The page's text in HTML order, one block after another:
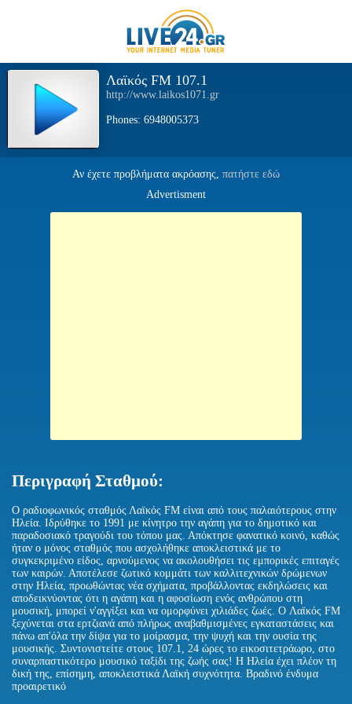
Λαϊκός FM 107.1
http://www.laikos1071.gr
Phones: 6948005373
Αν έχετε προβλήματα ακρόασης, πατήστε εδώ
Advertisment
Περιγραφή Σταθμού:
O ραδιοφωνικός σταθμός Λαϊκός FM είναι από τους παλαιότερους στην
Ηλεία. Ιδρύθηκε το 1991 με κίνητρο την αγάπη για το δημοτικό και
παραδοσιακό τραγούδι του τόπου μας. Απόκτησε φανατικό κοινό, καθώς
ήταν ο μόνος σταθμός που ασχολήθηκε αποκλειστικά με το
συγκεκριμένο είδος, αρνούμενος να ακολουθήσει τις εμπορικές επιταγές
των καιρών. Αποτέλεσε ζωτικό κομμάτι των καλλιτεχνικών δρώμενων
στην Ηλεία, προωθώντας νέα σχήματα, προβάλλοντας εκδηλώσεις και
αποδεικνύοντας ότι η αγάπη και η αφοσίωση ενός ανθρώπου στη
μουσική, μπορεί ν'αγγίξει και να ομορφύνει χιλιάδες ζωές. O Λαϊκός FM
ξεχύνεται στα ερτζιανά από πλήρως αναβαθμισμένες εγκαταστάσεις και
πάνω απ'όλα την δίψα για το μοίρασμα, την ψυχή και την ουσία της
μουσικής. Συντονιστείτε στους 107.1, 24 ώρες το εικοσιτετράωρο, στο
συναρπαστικότερο μουσικό ταξίδι της ζωής σας! Η Ηλεία έχει πλέον τη
δική της, επίσημη, αποκλειστικά Λαϊκή συχνότητα. Βραδινό ένδυμα
προαιρετικό